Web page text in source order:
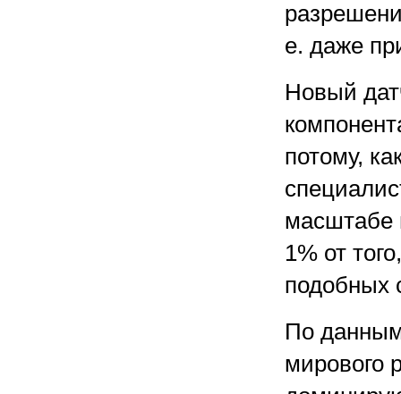
е. даже
Новый
потому,
масштабе
1% от
подобных
По данным
мирового